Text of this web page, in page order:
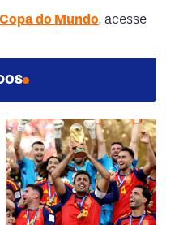
Copa do Mundo, acesse